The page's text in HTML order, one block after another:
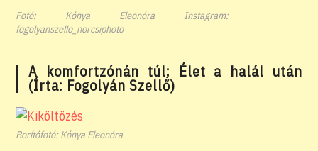
Fotó: Kónya Eleonóra Instagram:
fogolyanszello_norcsiphoto
A komfortzónán túl; Élet a halál után
(Írta: Fogolyán Szellő)
Borítófotó: Kónya Eleonóra